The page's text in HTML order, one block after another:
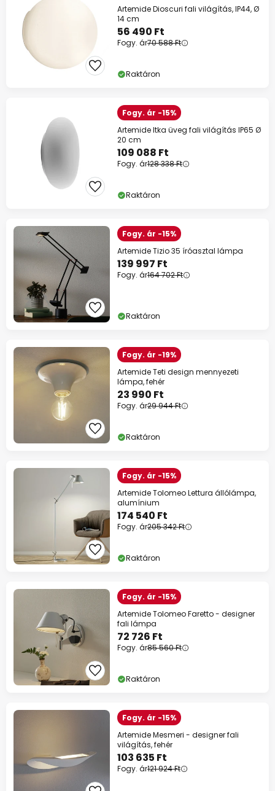
Artemide Dioscuri fali világítás, IP44, Ø
14 cm
56 490 Ft
Fogy. ár70 588 Ft
Raktáron
Fogy. ár -15%
Artemide Itka üveg fali világítás IP65 Ø
20 cm
109 088 Ft
Fogy. ár128 338 Ft
Raktáron
Fogy. ár -15%
Artemide Tizio 35 íróasztal lámpa
139 997 Ft
Fogy. ár164 702 Ft
Raktáron
Fogy. ár -19%
Artemide Teti design mennyezeti
lámpa, fehér
23 990 Ft
Fogy. ár29 944 Ft
Raktáron
Fogy. ár -15%
Artemide Tolomeo Lettura állólámpa,
alumínium
174 540 Ft
Fogy. ár205 342 Ft
Raktáron
Fogy. ár -15%
Artemide Tolomeo Faretto - designer
fali lámpa
72 726 Ft
Fogy. ár85 560 Ft
Raktáron
Fogy. ár -15%
Artemide Mesmeri - designer fali
világítás, fehér
103 635 Ft
Fogy. ár121 924 Ft